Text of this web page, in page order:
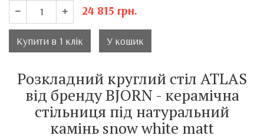
24 815 грн.
Купити в 1 клік У кошик
Розкладний круглий стіл ATLAS
від бренду BJORN - керамічна
стільниця під натуральний
камінь snow white matt